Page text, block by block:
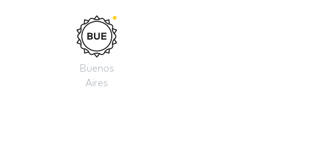
Buenos
Aires